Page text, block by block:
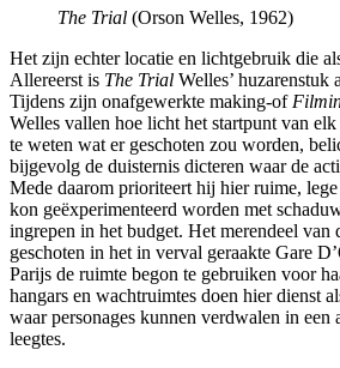
The Trial (Orson Welles, 1962)
Het zijn echter locatie en lichtgebruik die
Allereerst is The Trial Welles’ huzarenstuk
Tijdens zijn onafgewerkte making-of
Welles vallen hoe licht het startpunt van
te weten wat er geschoten zou worden,
bijgevolg de duisternis dicteren waar de
Mede daarom prioriteert hij hier ruime,
kon geëxperimenteerd worden met
ingrepen in het budget. Het merendeel
geschoten in het in verval geraakte Gare
Parijs de ruimte begon te gebruiken voor
hangars en wachtruimtes doen hier dienst
waar personages kunnen verdwalen in een
leegtes.